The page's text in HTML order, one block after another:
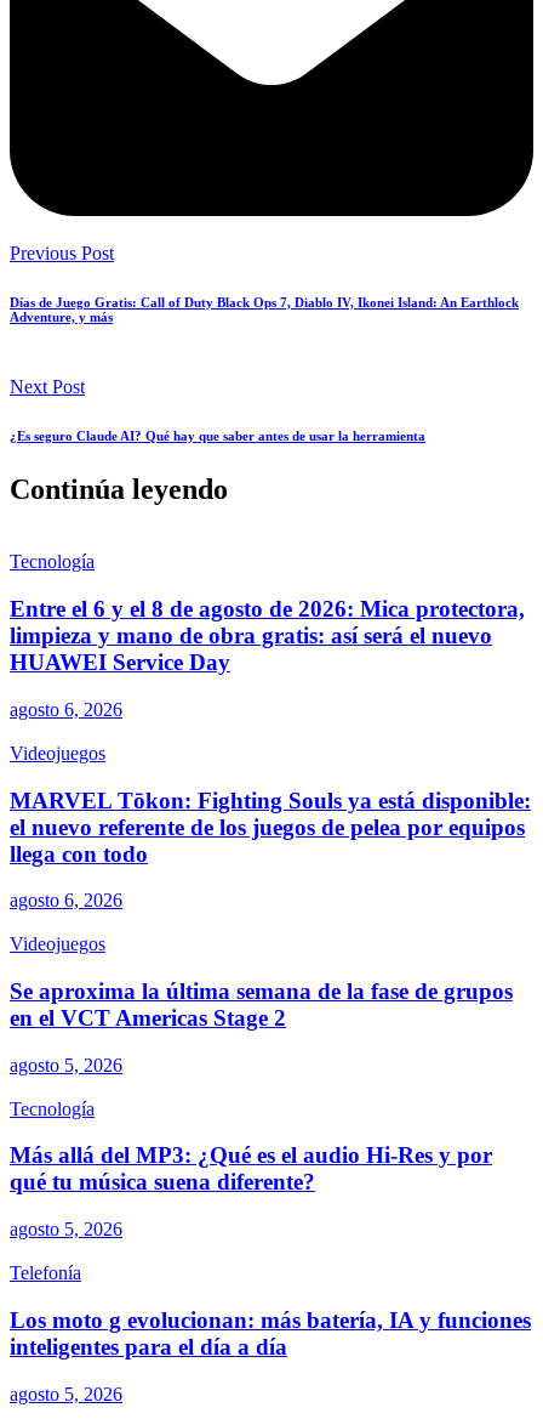
Previous Post
Días de Juego Gratis: Call of Duty Black Ops 7, Diablo IV, Ikonei Island: An Earthlock
Adventure, y más
Next Post
¿Es seguro Claude AI? Qué hay que saber antes de usar la herramienta
Continúa leyendo
Tecnología
Entre el 6 y el 8 de agosto de 2026: Mica protectora,
limpieza y mano de obra gratis: así será el nuevo
HUAWEI Service Day
agosto 6, 2026
Videojuegos
MARVEL Tōkon: Fighting Souls ya está disponible:
el nuevo referente de los juegos de pelea por equipos
llega con todo
agosto 6, 2026
Videojuegos
Se aproxima la última semana de la fase de grupos
en el VCT Americas Stage 2
agosto 5, 2026
Tecnología
Más allá del MP3: ¿Qué es el audio Hi-Res y por
qué tu música suena diferente?
agosto 5, 2026
Telefonía
Los moto g evolucionan: más batería, IA y funciones
inteligentes para el día a día
agosto 5, 2026